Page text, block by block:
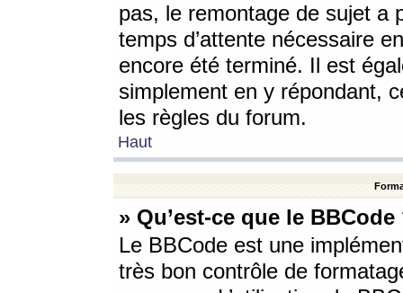
pas, le remontage de sujet a
temps d’attente nécessaire
encore été terminé. Il est
simplement en y répondant,
les règles du forum.
Haut
» Qu’est-ce que le BBCode
Le BBCode est une
très bon contrôle de